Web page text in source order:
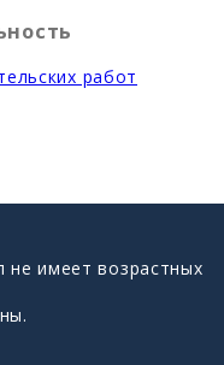
работ
имеет возрастных